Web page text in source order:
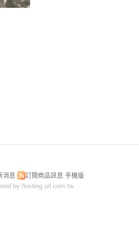
消息 訂閱商品訊息 手機版
by hosting.url.com.tw